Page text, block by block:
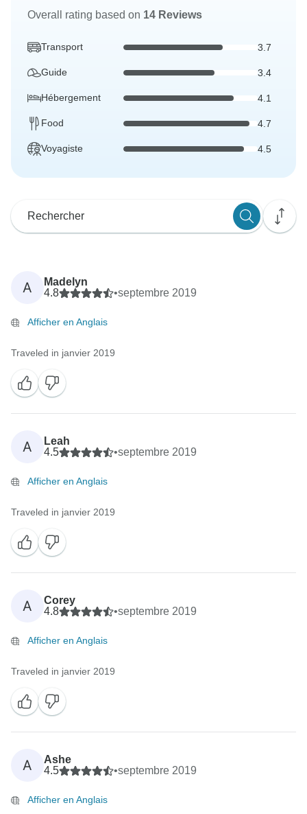
Overall rating based on 14 Reviews
Transport 3.7
Guide 3.4
Hébergement 4.1
Food 4.7
Voyagiste 4.5
A
Madelyn
4.8
•septembre 2019
Afficher en Anglais
Traveled in janvier 2019
A
Leah
4.5
•septembre 2019
Afficher en Anglais
Traveled in janvier 2019
A
Corey
4.8
•septembre 2019
Afficher en Anglais
Traveled in janvier 2019
A
Ashe
4.5
•septembre 2019
Afficher en Anglais